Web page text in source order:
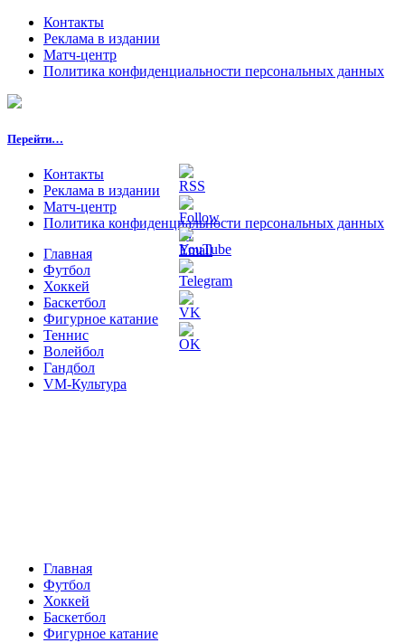
Контакты
Реклама в издании
Матч-центр
Политика конфиденциальности персональных данных
Перейти…
Контакты
Реклама в издании
Матч-центр
Политика конфиденциальности персональных данных
Главная
Футбол
Хоккей
Баскетбол
Фигурное катание
Теннис
Волейбол
Гандбол
VM-Культура
Главная
Футбол
Хоккей
Баскетбол
Фигурное катание